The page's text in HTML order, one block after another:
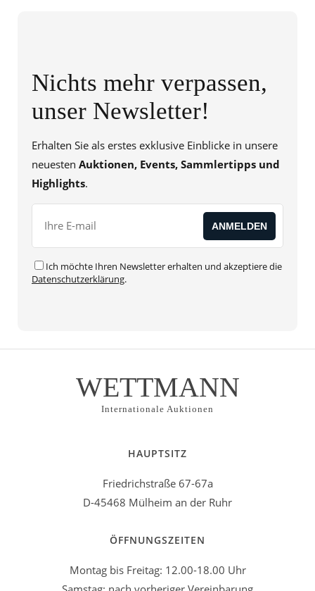
Nichts mehr verpassen,
unser Newsletter!
Erhalten Sie als erstes exklusive Einblicke in unsere
neuesten Auktionen, Events, Sammlertipps und
Highlights.
Ich möchte Ihren Newsletter erhalten und akzeptiere die
Datenschutzerklärung.
WETTMANN
Internationale Auktionen
HAUPTSITZ
Friedrichstraße 67-67a
D-45468 Mülheim an der Ruhr
ÖFFNUNGSZEITEN
Montag bis Freitag: 12.00-18.00 Uhr